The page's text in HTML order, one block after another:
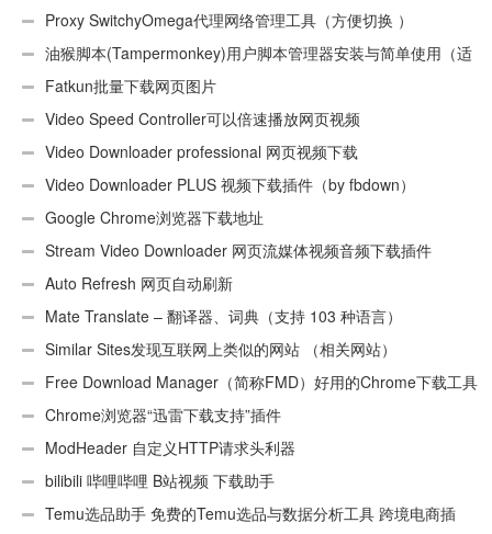
Proxy SwitchyOmega代理网络管理工具（方便切换 ）
油猴脚本(Tampermonkey)用户脚本管理器安装与简单使用（适
用Android）
Fatkun批量下载网页图片
Video Speed Controller可以倍速播放网页视频
Video Downloader professional 网页视频下载
Video Downloader PLUS 视频下载插件（by fbdown）
Google Chrome浏览器下载地址
Stream Video Downloader 网页流媒体视频音频下载插件
Auto Refresh 网页自动刷新
Mate Translate – 翻译器、词典（支持 103 种语言）
Similar Sites发现互联网上类似的网站 （相关网站）
Free Download Manager（简称FMD）好用的Chrome下载工具
插件Chrome浏览器“迅雷下载支持”插件
ModHeader 自定义HTTP请求头利器
bilibili 哔哩哔哩 B站视频 下载助手
Temu选品助手 免费的Temu选品与数据分析工具 跨境电商插